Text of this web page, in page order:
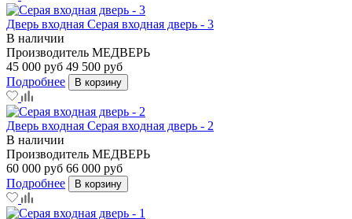
Дверь входная Серая входная дверь - 3
В наличии
Производитель МЕДВЕРЬ
45 000 руб 49 500 руб
Подробнее
В корзину
Дверь входная Серая входная дверь - 2
В наличии
Производитель МЕДВЕРЬ
60 000 руб 66 000 руб
Подробнее
В корзину